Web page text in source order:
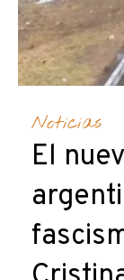
Noticias
El